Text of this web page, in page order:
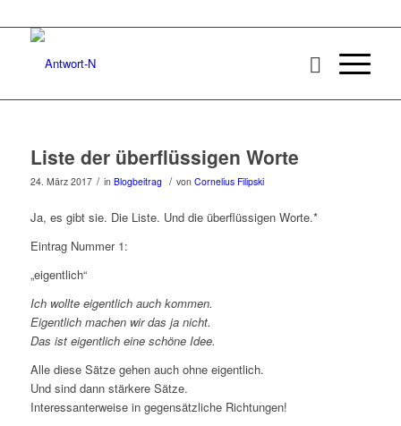
Liste der überflüssigen Worte
24. März 2017 / in Blogbeitrag / von Cornelius Filipski
Ja, es gibt sie. Die Liste. Und die überflüssigen Worte.*
Eintrag Nummer 1:
„eigentlich“
Ich wollte eigentlich auch kommen.
Eigentlich machen wir das ja nicht.
Das ist eigentlich eine schöne Idee.
Alle diese Sätze gehen auch ohne eigentlich.
Und sind dann stärkere Sätze.
Interessanterweise in gegensätzliche Richtungen!